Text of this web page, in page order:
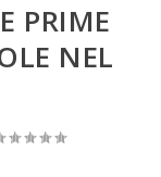
PRIME
NEL